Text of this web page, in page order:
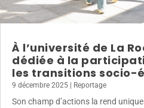
À l’université de La
dédiée à la
les transitions socio-
9 décembre 2025 | Reportage
Son champ d’actions la rend